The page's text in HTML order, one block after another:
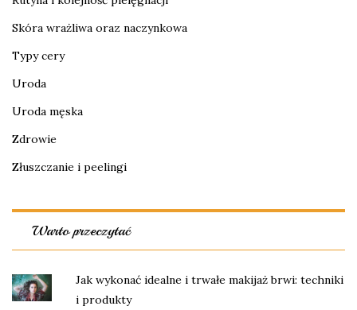
Skóra wrażliwa oraz naczynkowa
Typy cery
Uroda
Uroda męska
Zdrowie
Złuszczanie i peelingi
Warto przeczytać
Jak wykonać idealne i trwałe makijaż brwi: techniki
i produkty